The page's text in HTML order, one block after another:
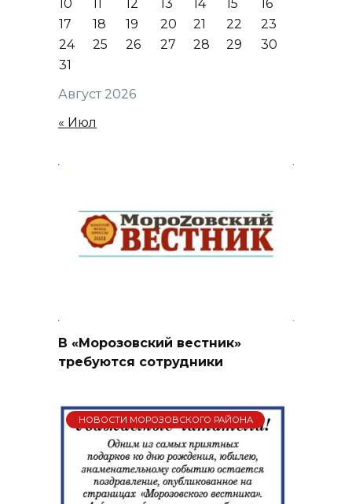
Август 2026
10 12 13 14 15
16
17
18 19 20 21 22
23
24
25 26 27 28 29
30
31
« Июл
В «Морозовский вестник»
требуются сотрудники
НОВОСТИ МОРОЗОВСКОГО РАЙОНА